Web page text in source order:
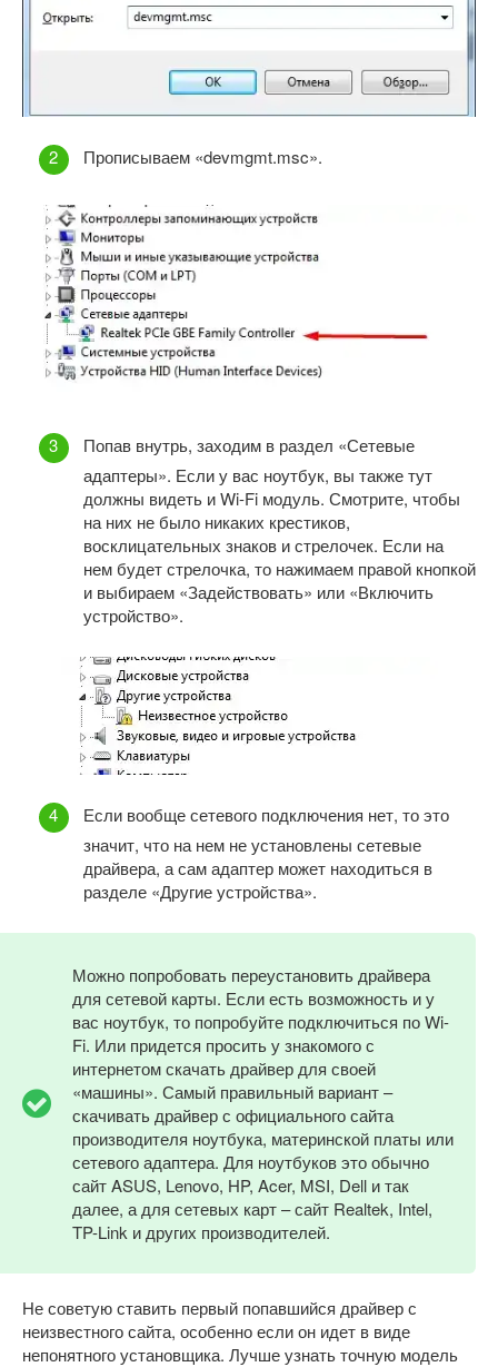
Прописываем «devmgmt.msc».
Попав внутрь, заходим в раздел «Сетевые
адаптеры». Если у вас ноутбук, вы также тут
должны видеть и Wi-Fi модуль. Смотрите, чтобы
на них не было никаких крестиков,
восклицательных знаков и стрелочек. Если на
нем будет стрелочка, то нажимаем правой кнопкой
и выбираем «Задействовать» или «Включить
устройство».
Если вообще сетевого подключения нет, то это
значит, что на нем не установлены сетевые
драйвера, а сам адаптер может находиться в
разделе «Другие устройства».
Можно попробовать переустановить драйвера
для сетевой карты. Если есть возможность и у
вас ноутбук, то попробуйте подключиться по Wi-
Fi. Или придется просить у знакомого с
интернетом скачать драйвер для своей
«машины». Самый правильный вариант –
скачивать драйвер с официального сайта
производителя ноутбука, материнской платы или
сетевого адаптера. Для ноутбуков это обычно
сайт ASUS, Lenovo, HP, Acer, MSI, Dell и так
далее, а для сетевых карт – сайт Realtek, Intel,
TP-Link и других производителей.
Не советую ставить первый попавшийся драйвер с
неизвестного сайта, особенно если он идет в виде
непонятного установщика. Лучше узнать точную модель